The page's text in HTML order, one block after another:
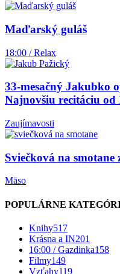
Maďarský guláš
18:00 / Relax
33-mesačný Jakubko
Najnovšiu recitáciu
Zaujímavosti
Sviečková na smotane
Mäso
POPULÁRNE
Knihy517
Krásna a IN201
16:00 / Gazdinka158
Filmy149
Vzťahy119